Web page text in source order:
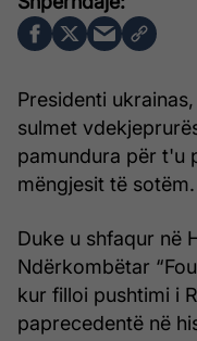
Presidenti
sulmet
pamundura për t'u
mëngjesit të sotëm.
Duke u shfaqur në
Ndërkombëtar
kur filloi pushtimi i
paprecedentë në